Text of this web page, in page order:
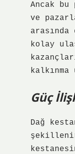
Ancak
ve
arasında
kolay
Güç
Dağ